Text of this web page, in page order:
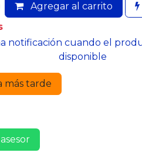
Agregar al carrito
notificación cuando el
disponible
más tarde